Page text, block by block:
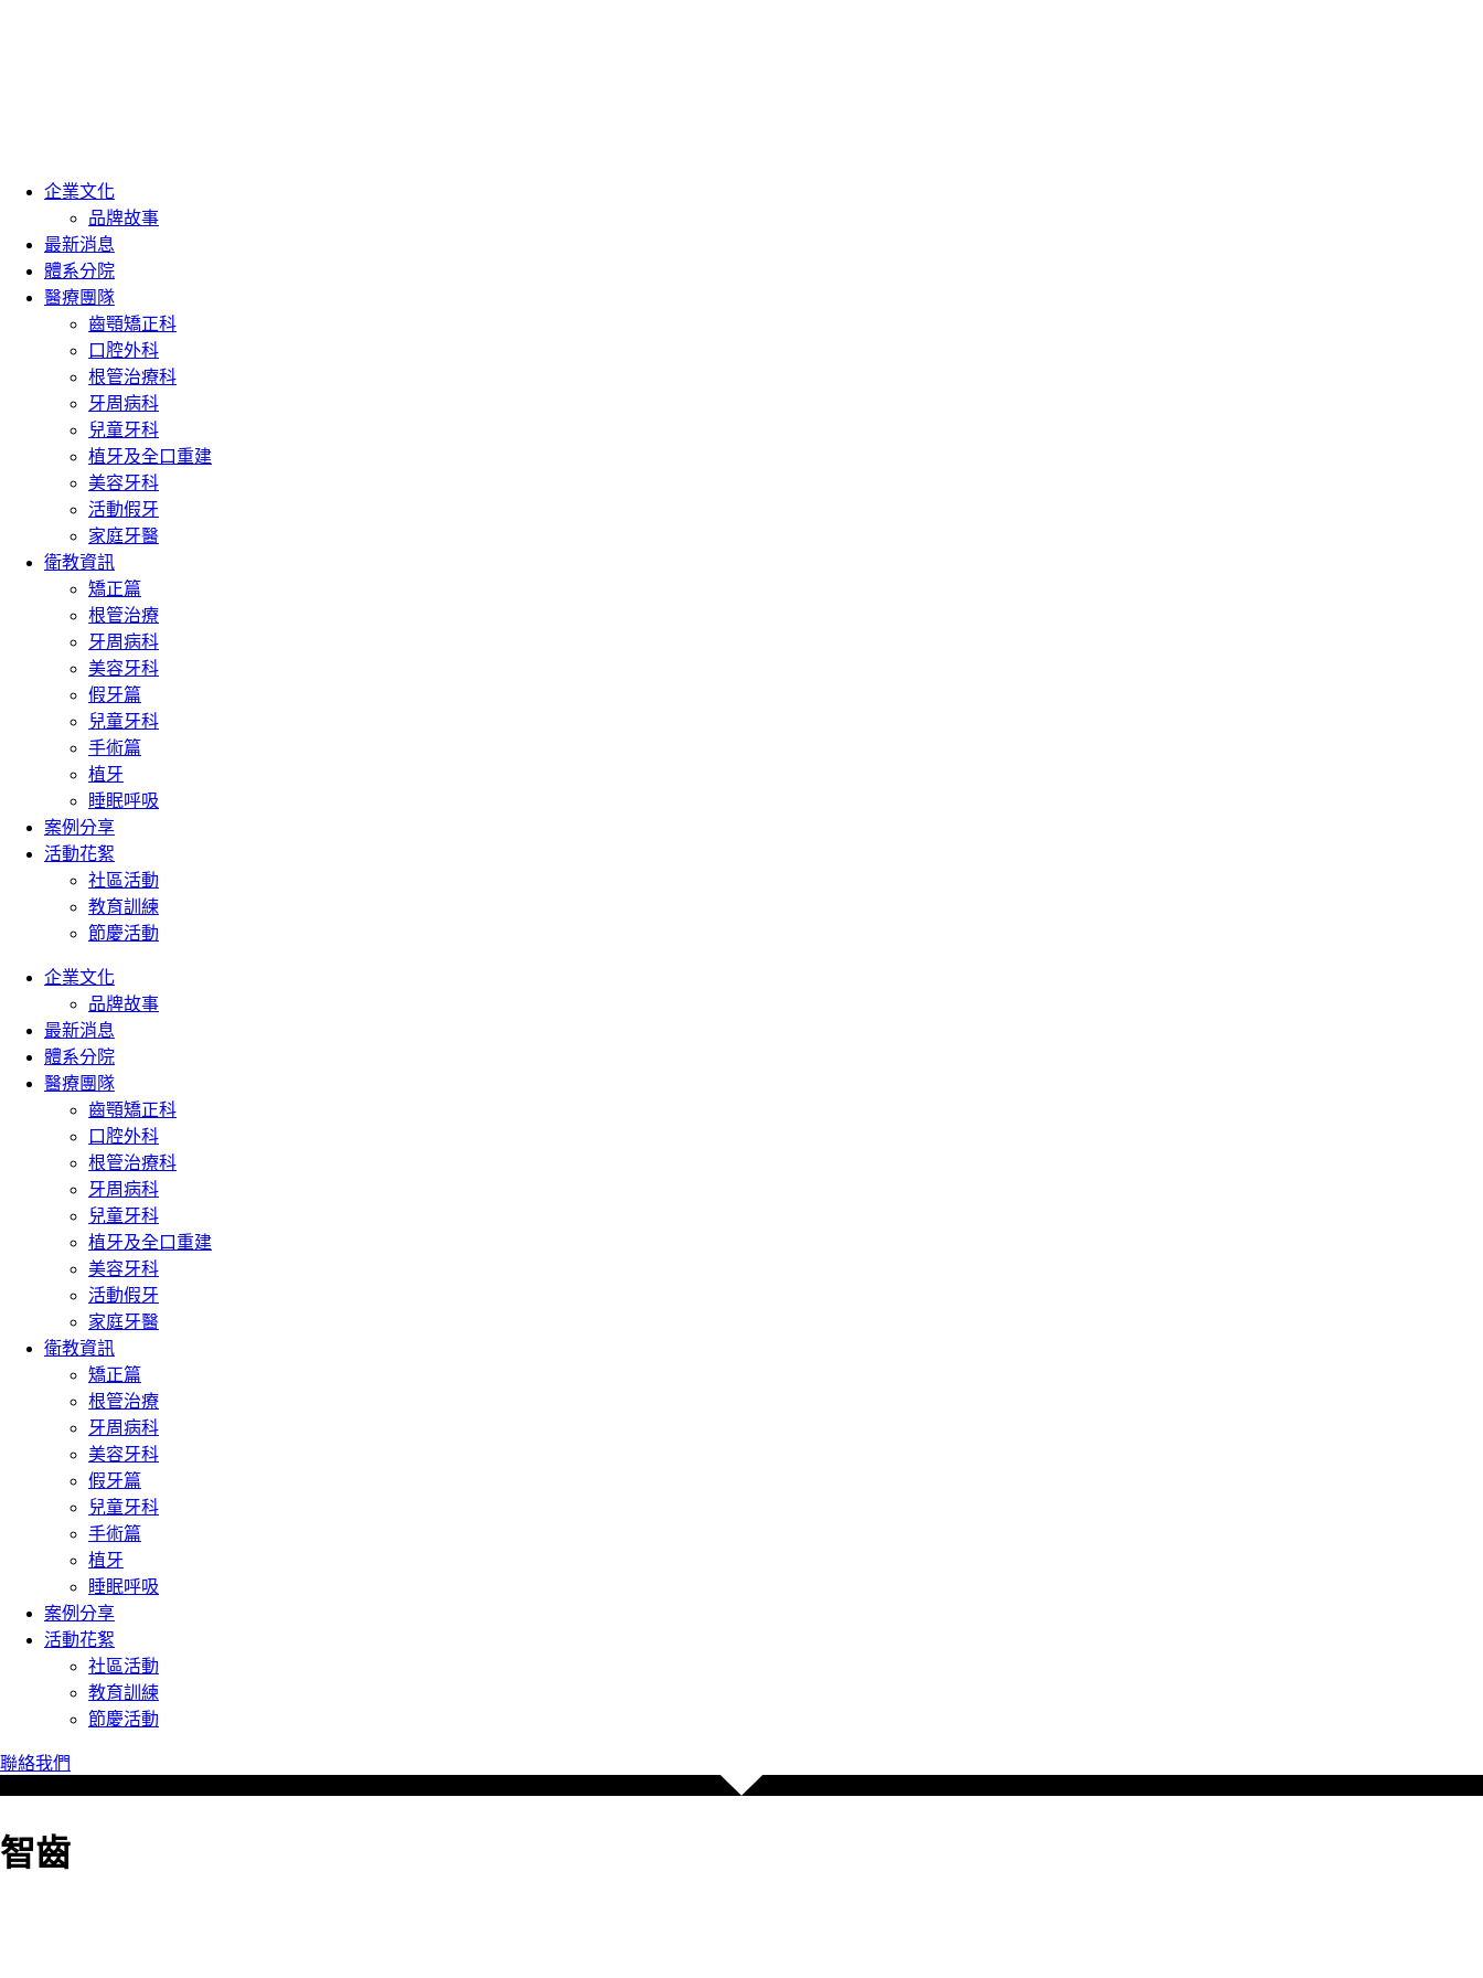
企業文化
品牌故事
最新消息
體系分院
醫療團隊
齒顎矯正科
口腔外科
根管治療科
牙周病科
兒童牙科
植牙及全口重建
美容牙科
活動假牙
家庭牙醫
衛教資訊
矯正篇
根管治療
牙周病科
美容牙科
假牙篇
兒童牙科
手術篇
植牙
睡眠呼吸
案例分享
活動花絮
社區活動
教育訓練
節慶活動
企業文化
品牌故事
最新消息
體系分院
醫療團隊
齒顎矯正科
口腔外科
根管治療科
牙周病科
兒童牙科
植牙及全口重建
美容牙科
活動假牙
家庭牙醫
衛教資訊
矯正篇
根管治療
牙周病科
美容牙科
假牙篇
兒童牙科
手術篇
植牙
睡眠呼吸
案例分享
活動花絮
社區活動
教育訓練
節慶活動
聯絡我們
智齒